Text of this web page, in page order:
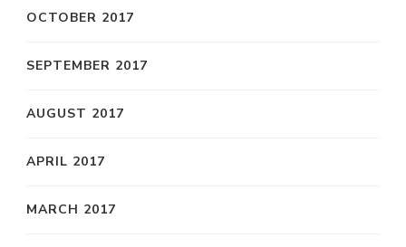
OCTOBER 2017
SEPTEMBER 2017
AUGUST 2017
APRIL 2017
MARCH 2017